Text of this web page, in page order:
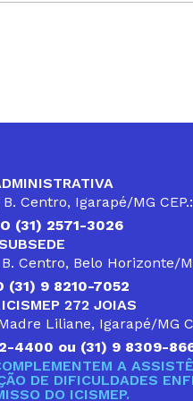
Centro, Igarapé/MG
(31) 2571-3026
Centro, Belo Horizonte/
(31) 9 8210-7052
272 JOIAS
Liliane, Igarapé/MG
4400 ou (31) 9 8309-
A
DE DIFICULDADES
DO ICISMEP.